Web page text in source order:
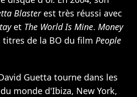
Blasterest très réussi avec
et The World Is Mine. Money
titres de la BO du film People
Guetta tourne dans les
monde d'Ibiza, New York,